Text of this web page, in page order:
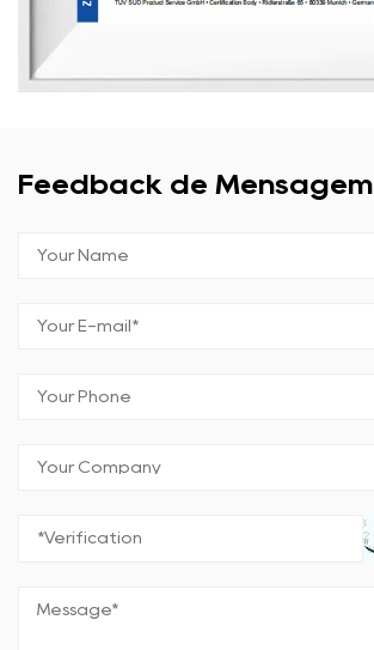
Feedback de Mensagem